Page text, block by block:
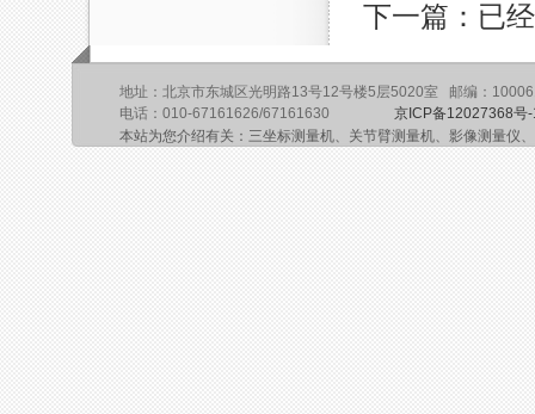
下一篇：已
地址：北京市东城区光明路13号12号楼5层5020室 邮编：
电话：010-67161626/67161630 京ICP备12027368号
本站为您介绍有关：三坐标测量机、关节臂测量机、影像测量仪